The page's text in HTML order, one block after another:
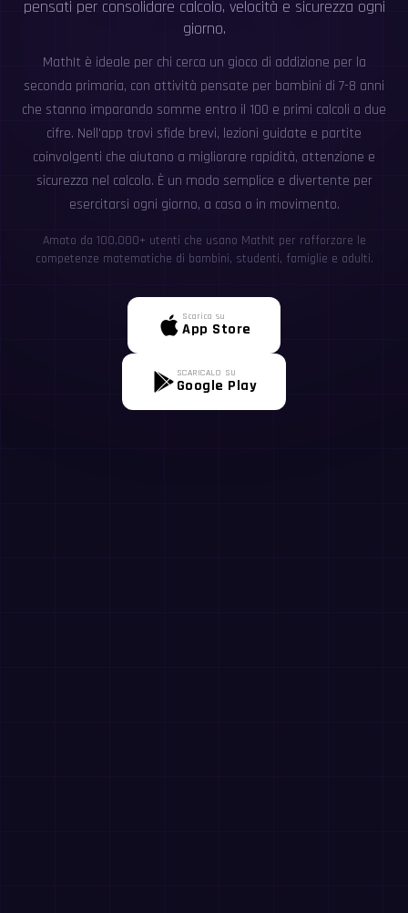
pensati per consolidare calcolo, velocità e sicurezza ogni
giorno.
MathIt è ideale per chi cerca un gioco di addizione per la
seconda primaria, con attività pensate per bambini di 7-8 anni
che stanno imparando somme entro il 100 e primi calcoli a due
cifre. Nell'app trovi sfide brevi, lezioni guidate e partite
coinvolgenti che aiutano a migliorare rapidità, attenzione e
sicurezza nel calcolo. È un modo semplice e divertente per
esercitarsi ogni giorno, a casa o in movimento.
Amato da 100,000+ utenti che usano MathIt per rafforzare le
competenze matematiche di bambini, studenti, famiglie e adulti.
Scarica su
App Store
SCARICALO SU
Google Play